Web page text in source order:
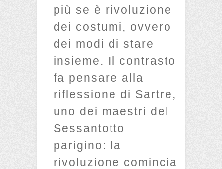
più se è rivoluzione
dei costumi, ovvero
dei modi di stare
insieme. Il contrasto
fa pensare alla
riflessione di Sartre,
uno dei maestri del
Sessantotto
parigino: la
rivoluzione comincia